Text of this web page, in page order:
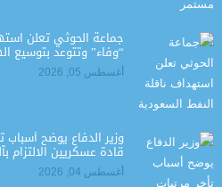
جماعة الحوثي تعلن
“وفاء” وتتوعد بتوسيع
أغسطس 05, 2026
وزير الدفاع يوضح
قادة عسكريين الالتزام
أغسطس 04, 2026